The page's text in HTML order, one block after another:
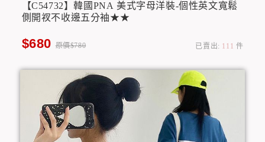
【C54732】韓國PNA 美式字母洋裝-個性英文寬鬆
側開衩不收邊五分袖★★
$680 原價$780 已賣出: 111 件